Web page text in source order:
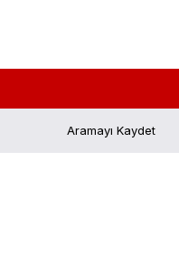
Aramayı Kaydet